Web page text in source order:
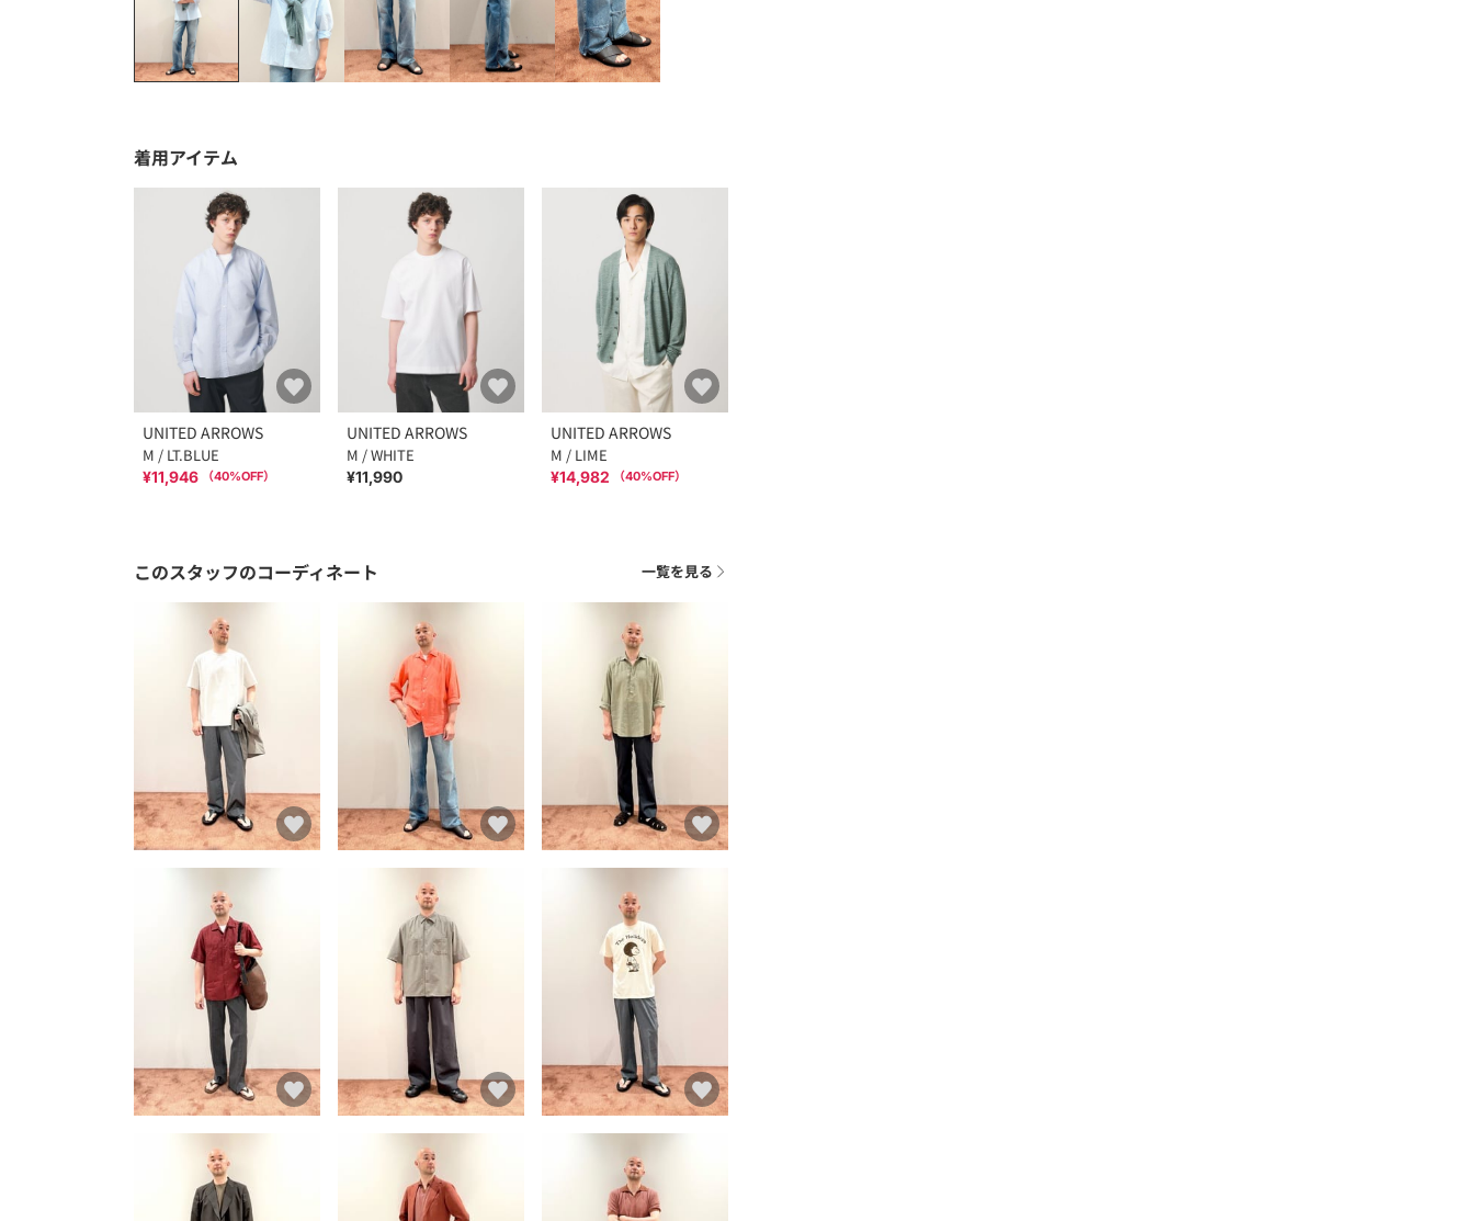
着用アイテム
UNITED ARROWS
M / LT.BLUE
¥11,946 （40%OFF）
UNITED ARROWS
M / WHITE
¥11,990
UNITED ARROWS
M / LIME
¥14,982 （40%OFF）
このスタッフのコーディネート 一覧を見る